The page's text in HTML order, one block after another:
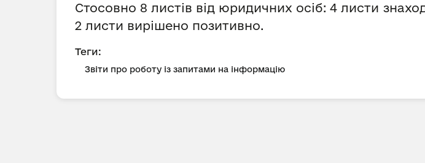
Стосовно 8 листів від юридичних осіб: 4 листи
2 листи вирішено позитивно.
Теги:
Звіти про роботу із запитами на інформацію